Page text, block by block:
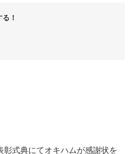
！
彰式典にてオキハムが感謝状を